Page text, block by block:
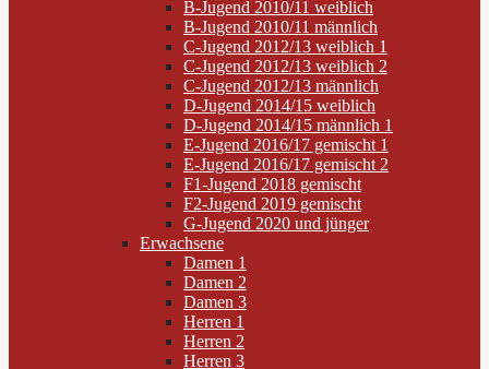
B-Jugend 2010/11 weiblich
B-Jugend 2010/11 männlich
C-Jugend 2012/13 weiblich 1
C-Jugend 2012/13 weiblich 2
C-Jugend 2012/13 männlich
D-Jugend 2014/15 weiblich
D-Jugend 2014/15 männlich 1
E-Jugend 2016/17 gemischt 1
E-Jugend 2016/17 gemischt 2
F1-Jugend 2018 gemischt
F2-Jugend 2019 gemischt
G-Jugend 2020 und jünger
Erwachsene
Damen 1
Damen 2
Damen 3
Herren 1
Herren 2
Herren 3